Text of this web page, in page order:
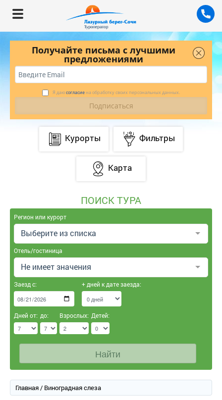
Получайте письма с лучшими
предложениями
Я даюсогласие на обработку своих персональных данных.
Курорты Фильтры
Карта
ПОИСК ТУРА
Регион или курорт
Выберите из списка
Отель/гостиница
Не имеет значения
Заезд с: + дней к дате заезда:
Дней от: до: Взрослых: Детей:
Найти
Главная/ Виноградная слеза